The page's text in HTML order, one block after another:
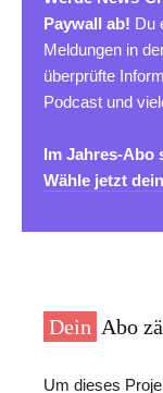
Paywall ab! Du
Meldungen in
überprüfte
Podcast und
Im Jahres-Abo
Wähle jetzt
Dein Abo
Um dieses